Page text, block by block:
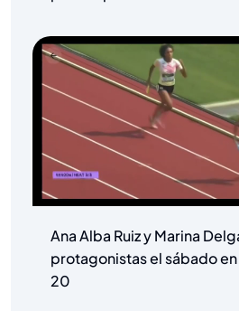
Ana Alba Ruiz y Marina
protagonistas el sábado
20